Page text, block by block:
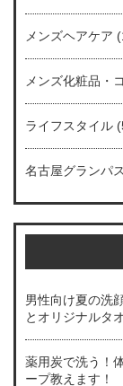
メンズヘアケア
メンズ化粧品・
ライフスタイル
名古屋グランパス
男性向け夏の洗
とオリジナルタ
薬用炭で洗う！
ープ教えます！